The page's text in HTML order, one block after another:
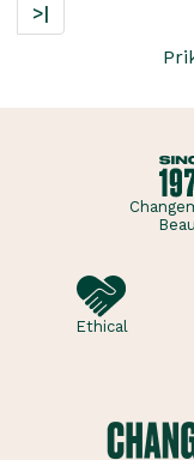
>|
Ethical